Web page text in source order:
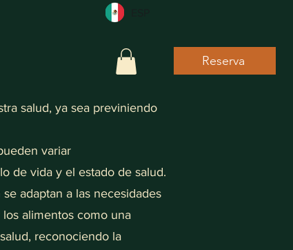
Reserva
salud, ya sea previniendo
variar
de vida y el estado de salud.
adaptan a las necesidades
alimentos como una
reconociendo la